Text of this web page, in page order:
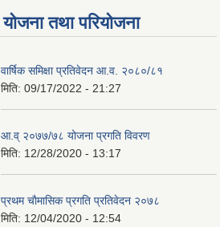
योजना तथा परियोजना
वार्षिक समिक्षा प्रतिवेदन आ.व. २०८०/८१
मिति: 09/17/2022 - 21:27
आ.व् २०७७/७८ योजना प्रगति विवरण
मिति: 12/28/2020 - 13:17
प्रथम चाैमासिक प्रगति प्रतिवेदन २०७८
मिति: 12/04/2020 - 12:54